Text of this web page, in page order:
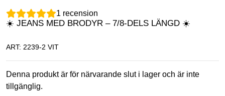
1 recension
☀️ JEANS MED BRODYR – 7/8-DELS LÄNGD ☀️
ART: 2239-2 VIT
Denna produkt är för närvarande slut i lager och är inte
tillgänglig.